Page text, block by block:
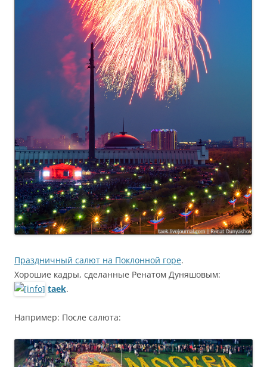
Праздничный салют на Поклонной горе.
Хорошие кадры, сделанные Ренатом Дуняшовым:
taek.
Например: После салюта: